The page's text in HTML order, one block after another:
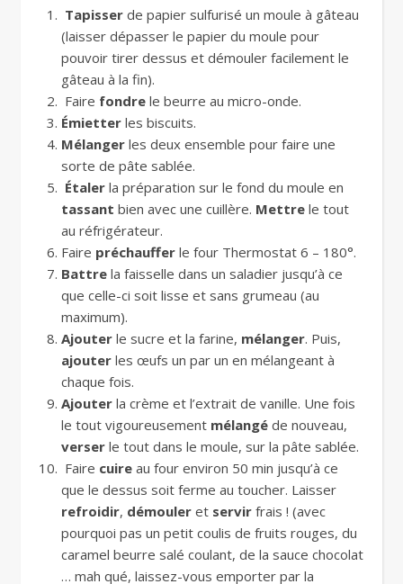
Tapisser de papier sulfurisé un moule à gâteau
(laisser dépasser le papier du moule pour
pouvoir tirer dessus et démouler facilement le
gâteau à la fin).
Faire fondre le beurre au micro-onde.
Émietter les biscuits.
Mélanger les deux ensemble pour faire une
sorte de pâte sablée.
Étaler la préparation sur le fond du moule en
tassant bien avec une cuillère. Mettre le tout
au réfrigérateur.
Faire préchauffer le four Thermostat 6 – 180°.
Battre la faisselle dans un saladier jusqu’à ce
que celle-ci soit lisse et sans grumeau (au
maximum).
Ajouter le sucre et la farine, mélanger. Puis,
ajouter les œufs un par un en mélangeant à
chaque fois.
Ajouter la crème et l’extrait de vanille. Une fois
le tout vigoureusement mélangé de nouveau,
verser le tout dans le moule, sur la pâte sablée.
Faire cuire au four environ 50 min jusqu’à ce
que le dessus soit ferme au toucher. Laisser
refroidir, démouler et servir frais ! (avec
pourquoi pas un petit coulis de fruits rouges, du
caramel beurre salé coulant, de la sauce chocolat
… mah qué, laissez-vous emporter par la